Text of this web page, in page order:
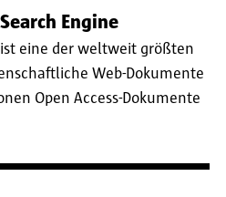
Engine
ist eine der weltweit größten
Web-Dokumente
Open Access-Dokumente